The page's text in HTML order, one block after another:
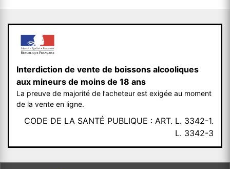
Interdiction de vente de boissons alcooliques
aux mineurs de moins de 18 ans
La preuve de majorité de l’acheteur est exigée au moment
de la vente en ligne.
CODE DE LA SANTÉ PUBLIQUE : ART. L. 3342-1.
L. 3342-3